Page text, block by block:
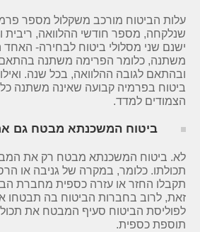
עלות הביטוח מורכב משקלול מספר
שנלקחה, מספר חודשי ההלוואה, ריבית
ישנם שני מסלולי ביטוח לבחירה- האחד
משתנה, כלומר הפרימה משתנה בהתאם
ובהתאם לגובה ההלוואה, בכל שנה.
ביטוח בפרמיה קבועה שאינה משתנה
הצמודים למדד.
ביטוח המשכנתא מבטח גם
לא. ביטוח המשכנתא מבטח רק את
תכולתו. כלומר, במקרה של גניבה או
תקבלו החזר או עזרה כספית מחברת
זאת, לרוב בחברות הביטוח בה תבטחו
לפוליסת הביטוח סעיף המבטח את
תוספת כספית.